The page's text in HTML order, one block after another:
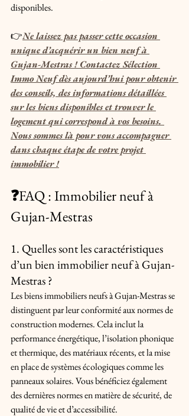
disponibles.
👉Ne laissez pas passer cette occasion
unique d’acquérir un bien neuf à
Gujan-Mestras ! Contactez Sélection
Immo Neuf dès aujourd’hui pour obtenir
des conseils, des informations détaillées
sur les biens disponibles et trouver le
logement qui correspond à vos besoins.
Nous sommes là pour vous accompagner
dans chaque étape de votre projet
immobilier !
❓FAQ : Immobilier neuf à
Gujan-Mestras
1. Quelles sont les caractéristiques
d’un bien immobilier neuf à Gujan-
Mestras ?
Les biens immobiliers neufs à Gujan-Mestras se
distinguent par leur conformité aux normes de
construction modernes. Cela inclut la
performance énergétique, l’isolation phonique
et thermique, des matériaux récents, et la mise
en place de systèmes écologiques comme les
panneaux solaires. Vous bénéficiez également
des dernières normes en matière de sécurité, de
qualité de vie et d’accessibilité.